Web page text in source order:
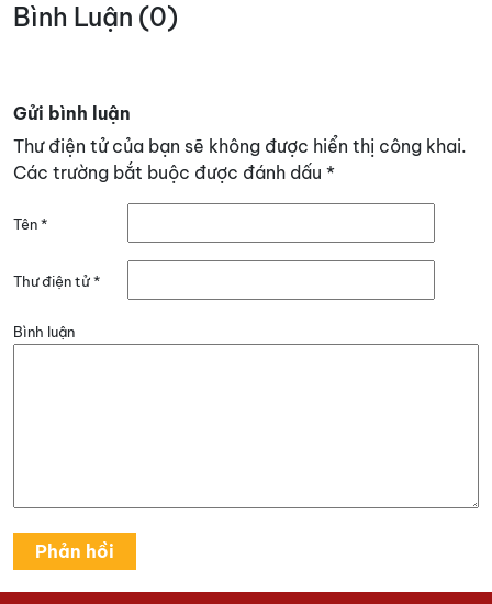
Bình Luận (0)
Gửi bình luận
Thư điện tử của bạn sẽ không được hiển thị công khai.
Các trường bắt buộc được đánh dấu *
Tên*
Thư điện tử*
Bình luận